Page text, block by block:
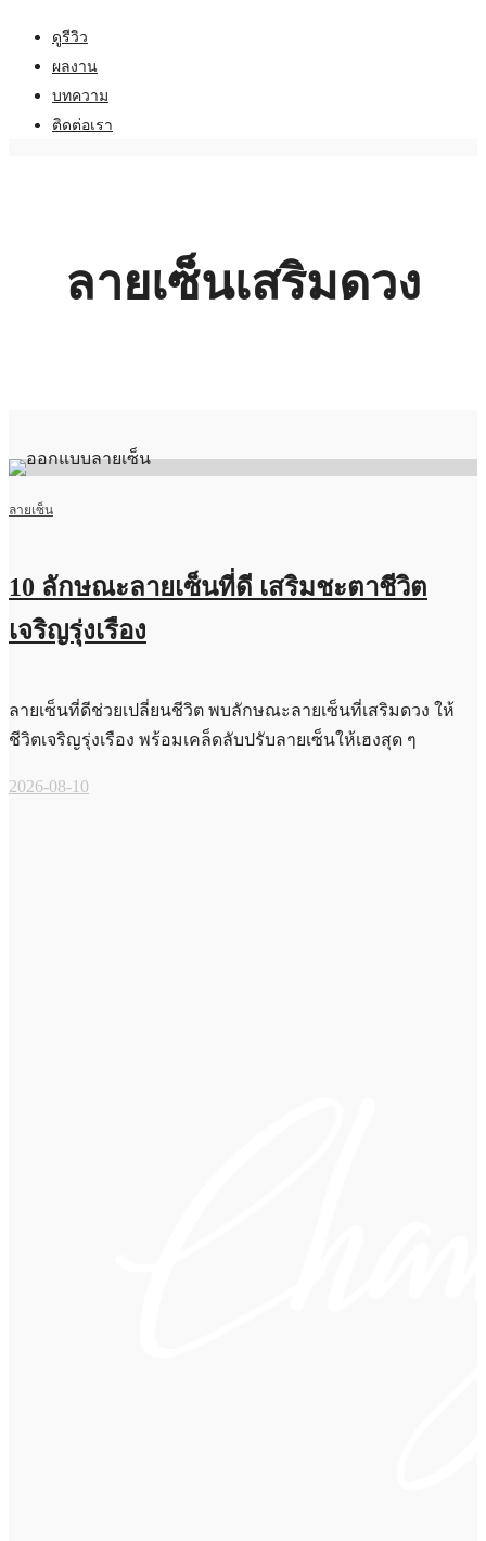
ดูรีวิว
ผลงาน
บทความ
ติดต่อเรา
ลายเซ็นเสริมดวง
ลายเซ็น
10 ลักษณะลายเซ็นที่ดี เสริมชะตาชีวิต
เจริญรุ่งเรือง
ลายเซ็นที่ดีช่วยเปลี่ยนชีวิต พบลักษณะลายเซ็นที่เสริมดวง ให้
ชีวิตเจริญรุ่งเรือง พร้อมเคล็ดลับปรับลายเซ็นให้เฮงสุด ๆ
2026-08-10